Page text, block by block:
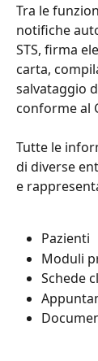
Tra le
notifiche
STS, firma
carta,
salvataggio
conforme al
Tutte le
di diverse
e
Pazienti
Moduli
Schede